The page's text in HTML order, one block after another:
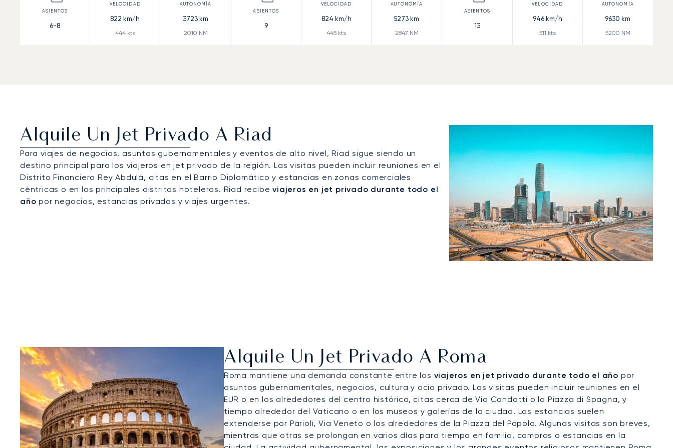
6-8
822 km/h
444kts
3723 km
2010 NM
9
824 km/h
445 kts
5273 km
2847 NM
13
946km/h
511 kts
9630 km
5200 NM
Alquile Un Jet Privado A Riad
Para viajes de negocios, asuntos gubernamentales y eventos de alto nivel, Riad sigue siendo un
destino principal para los viajeros en jet privado de la región. Las visitas pueden incluir reuniones en el
Distrito Financiero Rey Abdulá, citas en el Barrio Diplomático y estancias en zonas comerciales
céntricas o en los principales distritos hoteleros. Riad recibeviajeros en jet privado durante todo el
año por negocios, estancias privadas y viajes urgentes.
Alquile Un Jet Privado A Roma
Roma mantiene una demanda constante entre los viajeros en jet privado durante todo el año por
asuntos gubernamentales, negocios, cultura y ocio privado. Las visitas pueden incluir reuniones en el
EUR o en los alrededores del centro histórico, citas cerca de Via Condotti o la Piazza di Spagna, y
tiempo alrededor del Vaticano o en los museos y galerías de la ciudad. Las estancias suelen
extenderse por Parioli, Via Veneto o los alrededores de la Piazza del Popolo. Algunas visitas son breves,
mientras que otras se prolongan en varios días para tiempo en familia, compras o estancias en la